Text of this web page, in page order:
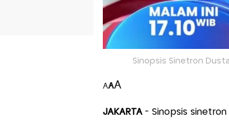
Sinopsis Sinetron
AAA
JAKARTA- Sinopsis sinetron